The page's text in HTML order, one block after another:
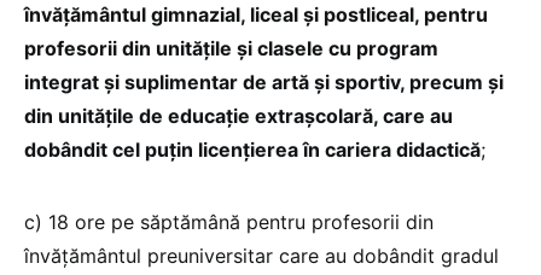
învățământul gimnazial, liceal și postliceal, pentru
profesorii din unitățile și clasele cu program
integrat și suplimentar de artă și sportiv, precum și
din unitățile de educație extrașcolară, care au
dobândit cel puțin licențierea în cariera didactică;
c) 18 ore pe săptămână pentru profesorii din
învățământul preuniversitar care au dobândit gradul